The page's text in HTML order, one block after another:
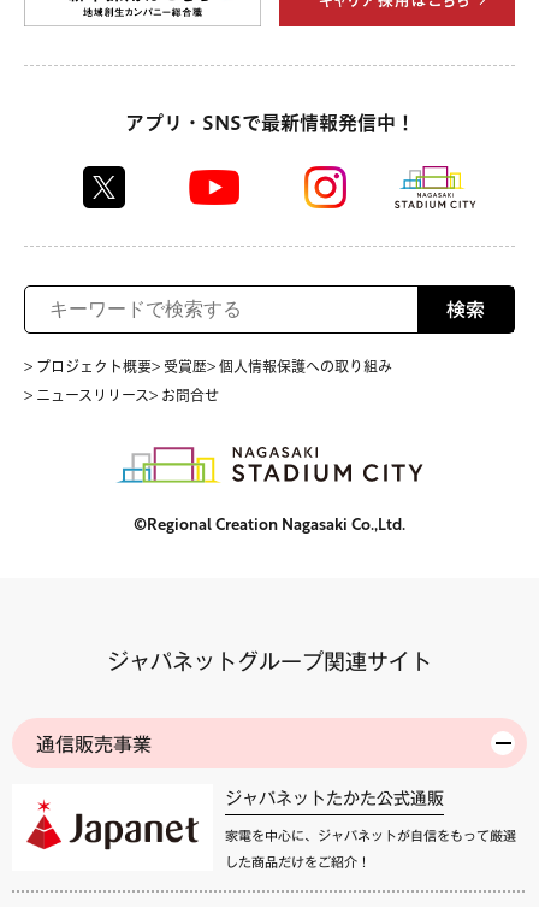
アプリ・SNSで最新情報発信中！
検索
> プロジェクト概要> 受賞歴> 個人情報保護への取り組み
> ニュースリリース> お問合せ
©Regional Creation Nagasaki Co.,Ltd.
ジャパネットグループ関連サイト
通信販売事業
ジャパネットたかた公式通販
家電を中心に、ジャパネットが自信をもって厳選
した商品だけをご紹介！